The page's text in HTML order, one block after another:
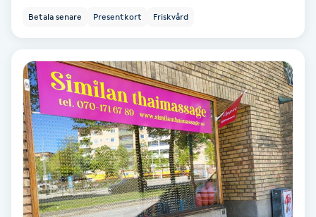
Gelenaglar
Gellack
Gellack med förstärkning
Gravidmassage
Betala senare Presentkort Friskvård